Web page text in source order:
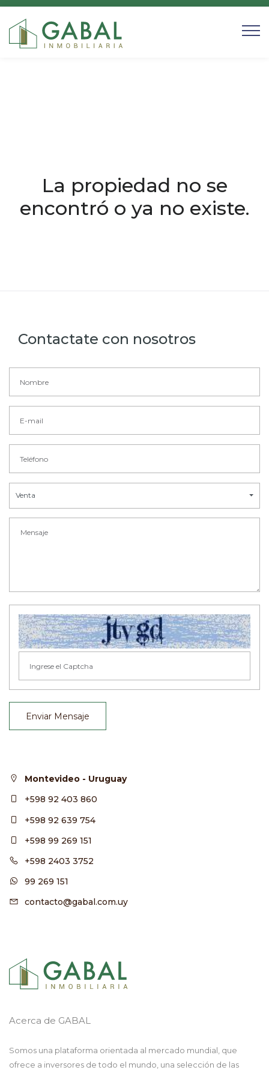
La propiedad no se
encontró o ya no existe.
Contactate con nosotros
Venta
Enviar Mensaje
Montevideo - Uruguay
+598 92 403 860
+598 92 639 754
+598 99 269 151
+598 2403 3752
99 269 151
contacto@gabal.com.uy
Acerca de GABAL
Somos una plataforma orientada al mercado mundial, que
ofrece a inversores de todo el mundo, una selección de las